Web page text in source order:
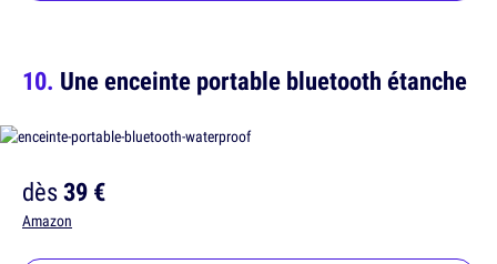
Une enceinte portable bluetooth étanche
dès39 €
Amazon